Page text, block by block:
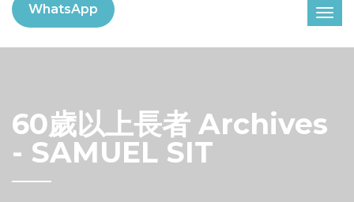
WhatsApp
60歲以上長者 Archives
- SAMUEL SIT